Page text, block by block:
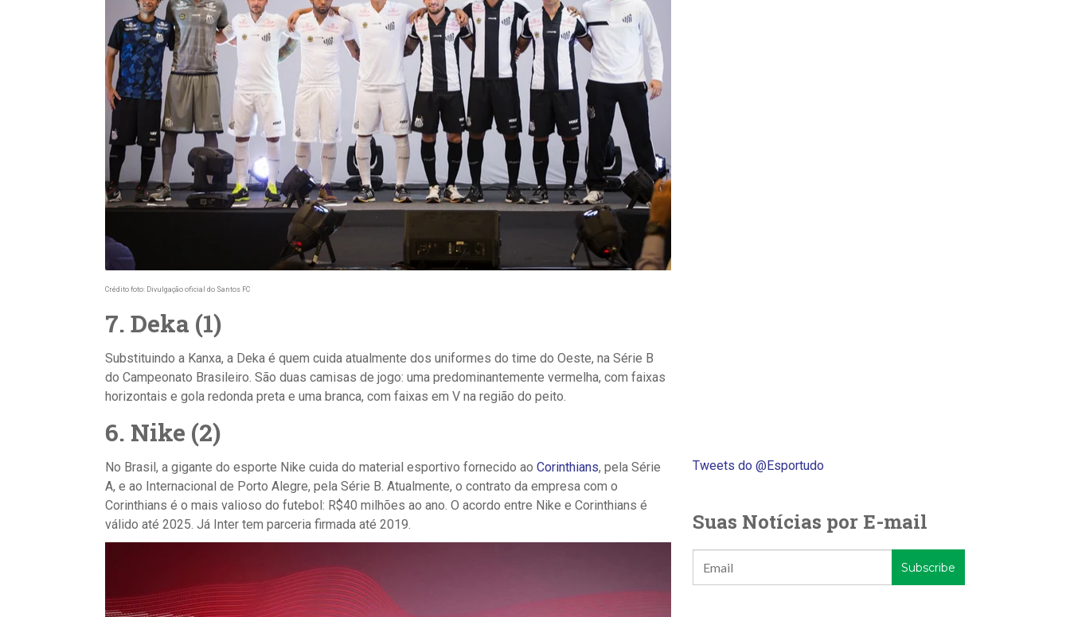
Crédito foto: Divulgação oficial do Santos FC
7. Deka (1)
Substituindo a Kanxa, a Deka é quem cuida atualmente dos uniformes do time do Oeste, na Série B
do Campeonato Brasileiro. São duas camisas de jogo: uma predominantemente vermelha, com faixas
horizontais e gola redonda preta e uma branca, com faixas em V na região do peito.
6. Nike (2)
No Brasil, a gigante do esporte Nike cuida do material esportivo fornecido ao Corinthians, pela Série
A, e ao Internacional de Porto Alegre, pela Série B. Atualmente, o contrato da empresa com o
Corinthians é o mais valioso do futebol: R$40 milhões ao ano. O acordo entre Nike e Corinthians é
válido até 2025. Já Inter tem parceria firmada até 2019.
Tweets do @Esportudo
Suas Notícias por E-mail